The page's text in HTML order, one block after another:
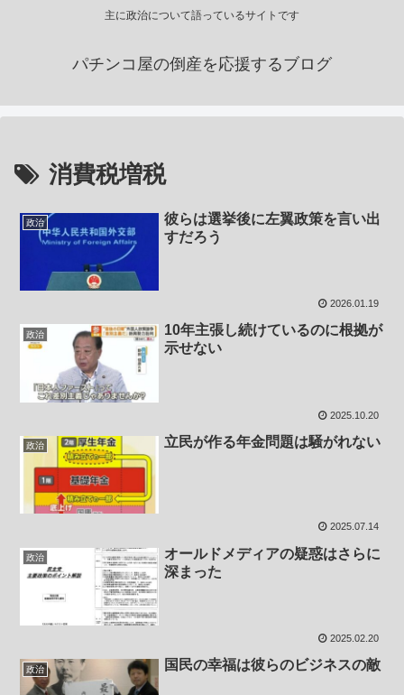
主に政治について語っているサイトです
パチンコ屋の倒産を応援するブログ
消費税増税
政治
彼らは選挙後に左翼政策を言い出
すだろう
2026.01.19
政治
10年主張し続けているのに根拠が
示せない
2025.10.20
政治 立民が作る年金問題は騒がれない
2025.07.14
政治
オールドメディアの疑惑はさらに
深まった
2025.02.20
政治 国民の幸福は彼らのビジネスの敵